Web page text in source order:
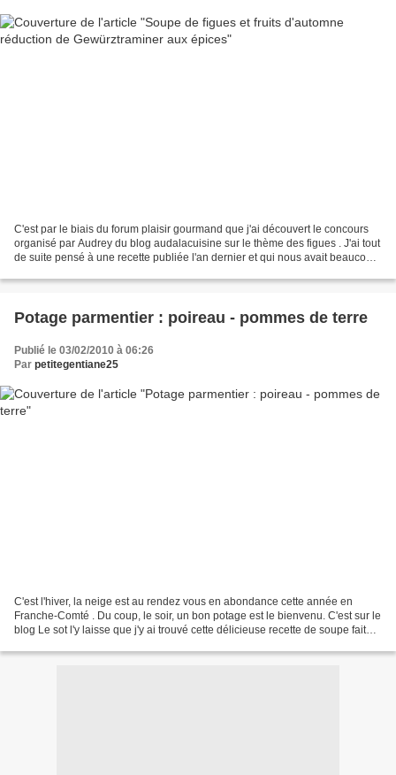
C'est par le biais du forum plaisir gourmand que j'ai découvert le concours
organisé par Audrey du blog audalacuisine sur le thème des figues . J'ai tout
de suite pensé à une recette publiée l'an dernier et qui nous avait beaucoup
Potage parmentier : poireau - pommes de terre
Publié le 03/02/2010 à 06:26
Par petitegentiane25
C'est l'hiver, la neige est au rendez vous en abondance cette année en
Franche-Comté . Du coup, le soir, un bon potage est le bienvenu. C'est sur le
blog Le sot l'y laisse que j'y ai trouvé cette délicieuse recette de soupe faite